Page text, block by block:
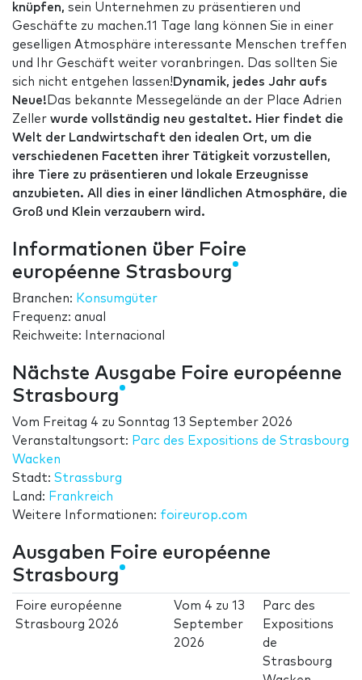
knüpfen, sein Unternehmen zu präsentieren und
Geschäfte zu machen.11 Tage lang können Sie in einer
geselligen Atmosphäre interessante Menschen treffen
und Ihr Geschäft weiter voranbringen. Das sollten Sie
sich nicht entgehen lassen! Dynamik, jedes Jahr aufs
Neue! Das bekannte Messegelände an der Place Adrien
Zeller wurde vollständig neu gestaltet. Hier findet die
Welt der Landwirtschaft den idealen Ort, um die
verschiedenen Facetten ihrer Tätigkeit vorzustellen,
ihre Tiere zu präsentieren und lokale Erzeugnisse
anzubieten. All dies in einer ländlichen Atmosphäre, die
Groß und Klein verzaubern wird.
Informationen über Foire
européenne Strasbourg
Branchen: Konsumgüter
Frequenz: anual
Reichweite: Internacional
Nächste Ausgabe Foire européenne
Strasbourg
Vom Freitag 4 zu Sonntag 13 September 2026
Veranstaltungsort: Parc des Expositions de Strasbourg
Wacken
Stadt: Strassburg
Land: Frankreich
Weitere Informationen: foireurop.com
Ausgaben Foire européenne
Strasbourg
Foire européenne
Strasbourg 2026
Vom 4 zu13
September
2026
Parc des
Expositions
de
Strasbourg